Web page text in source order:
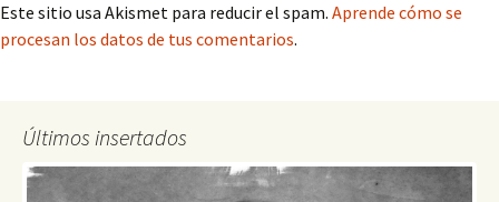
Este sitio usa Akismet para reducir el spam. Aprende cómo se
procesan los datos de tus comentarios.
Últimos insertados